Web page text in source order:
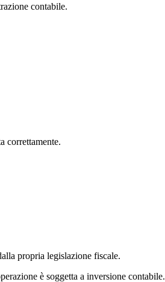
contabile.
correttamente.
propria legislazione fiscale.
è soggetta a inversione contabile.